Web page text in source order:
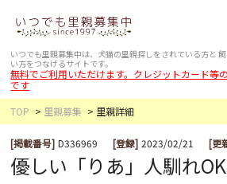
いつでも里親募集中は、犬猫の里親探しをされている方と
い方をつなげるサイトです。
無料でご利用いただけます。クレジットカード等
です
TOP
里親募集 里親詳細
[掲載番号] D336969 [登録] 2023/02/21 [更
優しい「りあ」人馴れOK